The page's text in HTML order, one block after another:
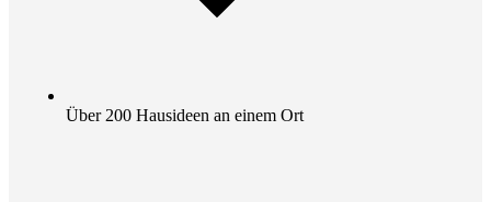
Über 200 Hausideen an einem Ort